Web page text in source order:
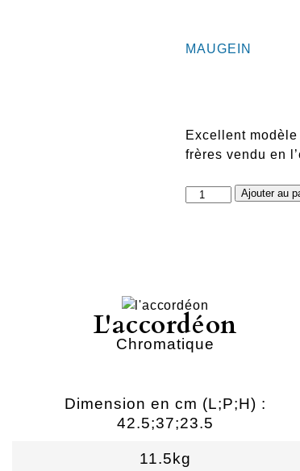
MAUGEIN
Excellent
frères vendu en
quantité
Ajouter au
L'accordéon
Chromatique
Dimension en cm (L;P;H) :
42.5;37;23.5
11.5kg